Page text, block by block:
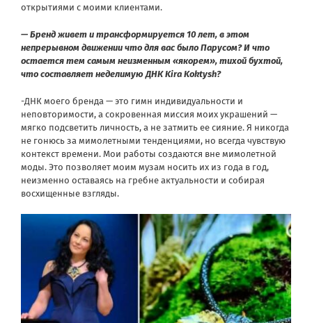
открытиями с моими клиентами.
— Бренд живет и трансформируется 10 лет, в этом
непрерывном движении что для вас было Парусом? И что
остается тем самым неизменным «якорем», тихой бухтой,
что составляет неделимую ДНК Kira Koktysh?
-ДНК моего бренда — это гимн индивидуальности и
неповторимости, а сокровенная миссия моих украшений —
мягко подсветить личность, а не затмить ее сияние. Я никогда
не гонюсь за мимолетными тенденциями, но всегда чувствую
контекст времени. Мои работы создаются вне мимолетной
моды. Это позволяет моим музам носить их из года в год,
неизменно оставаясь на гребне актуальности и собирая
восхищенные взгляды.